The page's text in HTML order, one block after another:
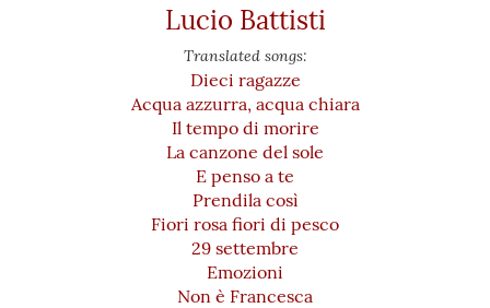
Lucio Battisti
Translated songs:
Dieci ragazze
Acqua azzurra, acqua chiara
Il tempo di morire
La canzone del sole
E penso a te
Prendila così
Fiori rosa fiori di pesco
29 settembre
Emozioni
Non è Francesca